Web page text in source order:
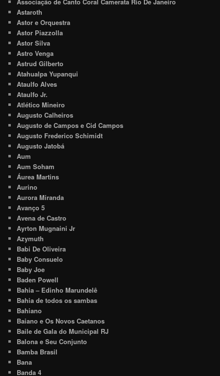
Astaroth
Astor e Orquestra
Astor Piazzolla
Astor Silva
Astro Venga
Astrud Gilberto
Atahualpa Yupanqui
Ataulfo Alves
Ataulfo Jr.
Atlético Mineiro
Augusto Calheiros
Augusto de Campos e Cid Campos
Augusto Frederico Schimidt
Augusto Jatobá
Aum
Aum Soham
Áurea Martins
Aurino
Aurora Miranda
Avanço 5
Avena de Castro
Ayrton Mugnaini Jr
Azymuth
Babi De Oliveira
Baby Consuelo
Baby Joe
Baden Powell
Bahia – Edinho Marundelê
Bahia de todos os sambas
Bahiano
Baiano e Os Novos Caetanos
Baile de Gala do Municipal RJ
Balona e Seu Conjunto
Bamba Brasil
Bana
Banda 4